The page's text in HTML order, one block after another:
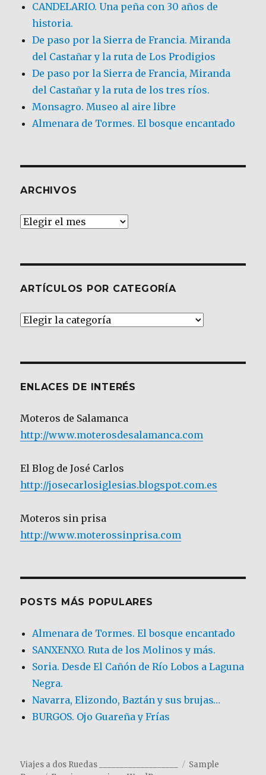
CANDELARIO. Una peña con 30 años de
historia.
De paso por la Sierra de Francia. Miranda
del Castañar y la ruta de Los Prodigios
De paso por la Sierra de Francia, Miranda
del Castañar y la ruta de los tres ríos.
Monsagro. Museo al aire libre
Almenara de Tormes. El bosque encantado
ARCHIVOS
Archivos
ARTÍCULOS POR CATEGORÍA
Artículos
ENLACES DE INTERÉS
Moteros de Salamanca
http://www.moterosdesalamanca.com
El Blog de José Carlos
http://josecarlosiglesias.blogspot.com.es
Moteros sin prisa
http://www.moterossinprisa.com
POSTS MÁS POPULARES
Almenara de Tormes. El bosque encantado
SANXENXO. Ruta de los Molinos y más.
Soria. Desde El Cañón de Río Lobos a Laguna
Negra.
Navarra, Elizondo, Baztán y sus brujas…
BURGOS. Ojo Guareña y Frías
Viajes a dos Ruedas ___________________
Sample